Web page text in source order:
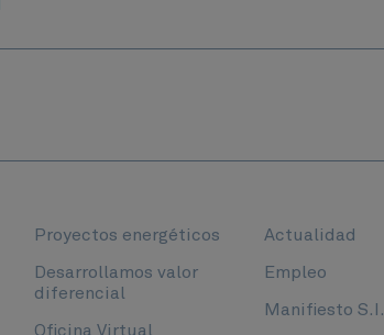
Proyectos energéticos
Desarrollamos valor
diferencial
Oficina Virtual
Actualidad
Empleo
Manifiesto S.I.